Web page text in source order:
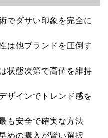
でダサい印象を完全に
は他ブランドを圧倒す
状態次第で高値を維持
ザインでトレンド感を
も安全で確実な方法
めの購入が賢い選択